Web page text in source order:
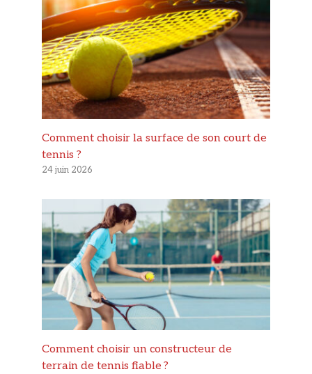
Comment choisir la surface de son court de
tennis ?
24 juin 2026
Comment choisir un constructeur de
terrain de tennis fiable ?